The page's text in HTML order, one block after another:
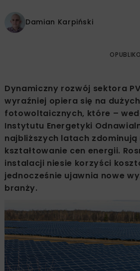
Damian Karpiński
Dynamiczny rozwój sektora
wyraźniej opiera się na
fotowoltaicznych, które –
Instytutu Energetyki
najbliższych latach zdominują
kształtowanie cen energii.
instalacji niesie korzyści
jednocześnie ujawnia nowe
branży.